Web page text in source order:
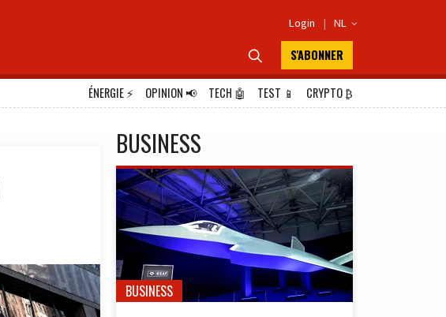
Login | NL 
 S'ABONNER
ÉNERGIE⚡ OPINION📢 TECH 🤖 TEST 📱 CRYPTO₿
BUSINESS
BUSINESS